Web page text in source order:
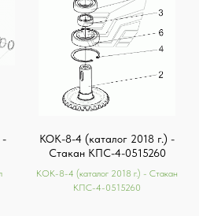
-
КОК-8-4 (каталог 2018 г.) -
Стакан КПС-4-0515260
КОК-8-4 (каталог 2018 г.) - Стакан
КПС-4-0515260